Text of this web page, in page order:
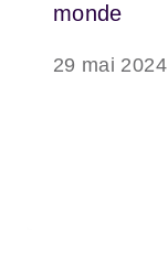
monde
29 mai 2024